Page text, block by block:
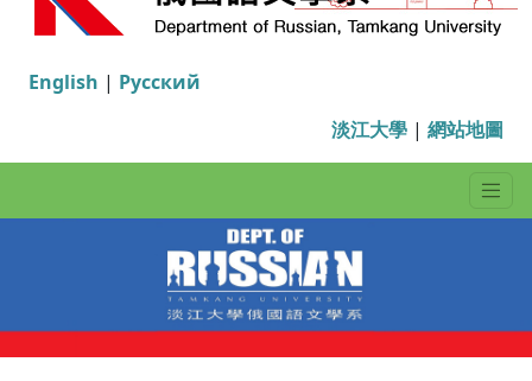
English | Русский
淡江大學 | 網站地圖